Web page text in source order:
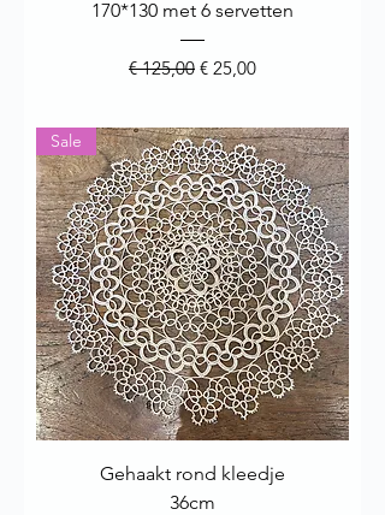
170*130 met 6 servetten
Normale prijs
€ 125,00 Verkoopprijs
€ 25,00
Sale
Gehaakt rond kleedje
36cm